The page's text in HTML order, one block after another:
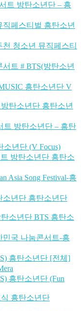
트 방탄소년단 – 흥
직페스티벌 흥탄소년
천 청소년 뮤직페스티
서트 # BTS(방탄소년
흥탄소년단 V
탄소년단 흥탄소년
트 방탄소년단 – 흥탄
소년단 (V Focus)
방탄소년단 흥탄소
Asia Song Festival-흥
소년단 흥탄소년단
소년단 BTS 흥탄소
민국 나눔콘서트-흥
흥탄소년단 [전체]
흥탄소년단 (Fun
흥탄소년단